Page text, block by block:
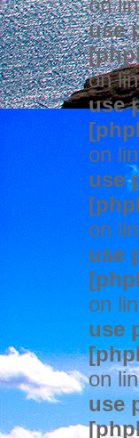
on
use
on
use
on
use
on
use
on
use
on
use